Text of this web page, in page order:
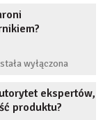
wyłączona
ekspertów,
produktu?